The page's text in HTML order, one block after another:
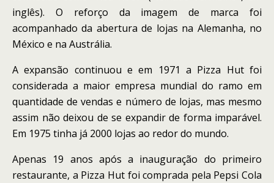
inglês). O reforço da imagem de marca foi
acompanhado da abertura de lojas na Alemanha, no
México e na Austrália.
A expansão continuou e em 1971 a Pizza Hut foi
considerada a maior empresa mundial do ramo em
quantidade de vendas e número de lojas, mas mesmo
assim não deixou de se expandir de forma imparável.
Em 1975 tinha já 2000 lojas ao redor do mundo.
Apenas 19 anos após a inauguração do primeiro
restaurante, a Pizza Hut foi comprada pela Pepsi Cola